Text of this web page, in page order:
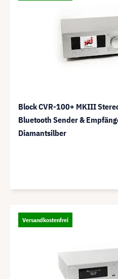
Block CVR-100+ MKIII
Bluetooth Sender &
Diamantsilber
Versandkostenfrei